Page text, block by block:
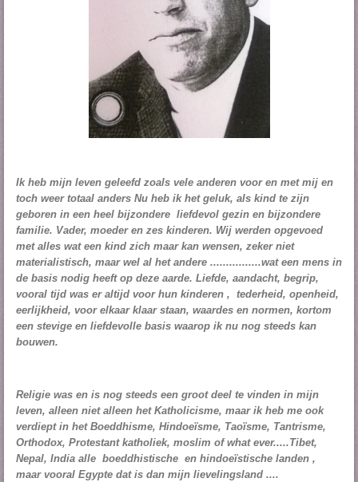
Ik heb mijn leven geleefd zoals vele anderen voor en met mij en
toch weer totaal anders Nu heb ik het geluk, als kind te zijn
geboren in een heel bijzondere liefdevol gezin en bijzondere
familie. Vader, moeder en zes kinderen. Wij werden opgevoed
met alles wat een kind zich maar kan wensen, zeker niet
materialistisch, maar wel al het andere ................wat een mens in
de basis nodig heeft op deze aarde. Liefde, aandacht, begrip,
vooral tijd was er altijd voor hun kinderen , tederheid, openheid,
eerlijkheid, voor elkaar klaar staan, waardes en normen, kortom
een stevige en liefdevolle basis waarop ik nu nog steeds kan
bouwen.
Religie was en is nog steeds een groot deel te vinden in mijn
leven, alleen niet alleen het Katholicisme, maar ik heb me ook
verdiept in het Boeddhisme, Hindoeïsme, Taoïsme, Tantrisme,
Orthodox, Protestant katholiek, moslim of what ever.....Tibet,
Nepal, India alle boeddhistische en hindoeïstische landen ,
maar vooral Egypte dat is dan mijn lievelingsland ....